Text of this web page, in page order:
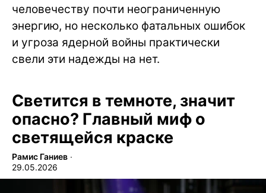
человечеству почти неограниченную
энергию, но несколько фатальных ошибок
и угроза ядерной войны практически
свели эти надежды на нет.
Светится в темноте, значит
опасно? Главный миф о
светящейся краске
Рамис Ганиев ∙
29.05.2026